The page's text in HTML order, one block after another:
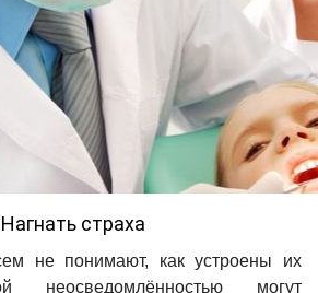
Нагнать страха
не понимают, как устроены их
могут